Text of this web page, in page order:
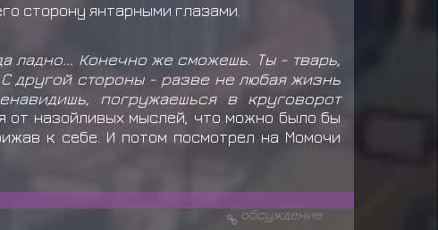
сторону янтарными глазами.
ладно... Конечно же сможешь. Ты - тварь,
другой стороны - разве не любая жизнь
погружаешься в круговорот
от назойливых мыслей, что можно было бы
к себе. И потом посмотрел на Момочи
обсуждение